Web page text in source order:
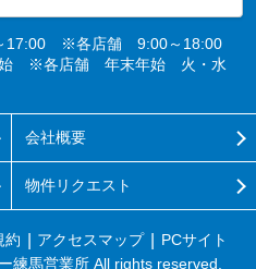
17:00 ※各店舗 9:00～18:00
始 ※各店舗 年末年始 火・水
会社概要
物件リクエスト
約 アクセスマップ
PCサイト
練馬営業所 All rights reserved.